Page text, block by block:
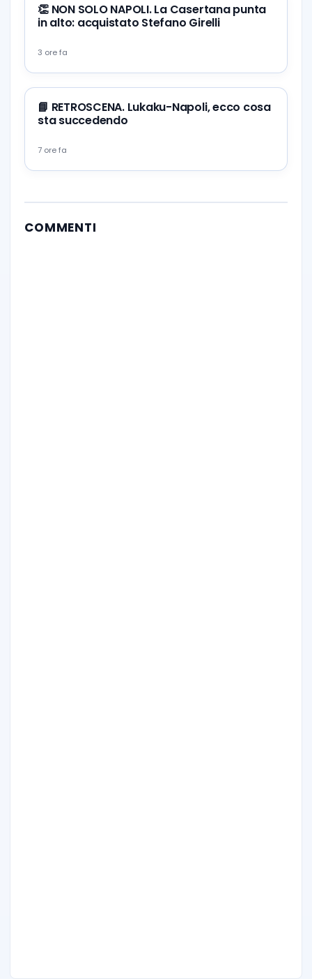
👏 NON SOLO NAPOLI. La Casertana punta
in alto: acquistato Stefano Girelli
3 ore fa
📘 RETROSCENA. Lukaku-Napoli, ecco cosa
sta succedendo
7 ore fa
COMMENTI